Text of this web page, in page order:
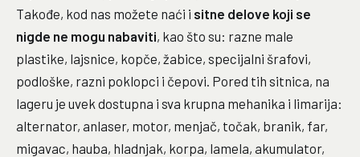
Takođe, kod nas možete naći i sitne delove koji se
nigde ne mogu nabaviti, kao što su: razne male
plastike, lajsnice, kopče, žabice, specijalni šrafovi,
podloške, razni poklopci i čepovi. Pored tih sitnica, na
lageru je uvek dostupna i sva krupna mehanika i limarija:
alternator, anlaser, motor, menjač, točak, branik, far,
migavac, hauba, hladnjak, korpa, lamela, akumulator,